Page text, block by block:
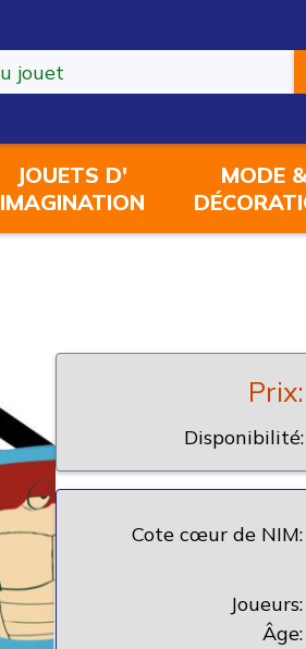
JOUETS D'
IMAGINATION
MODE
Prix:
Disponibilité:
Cote cœur de NIM:
Joueurs:
Âge: